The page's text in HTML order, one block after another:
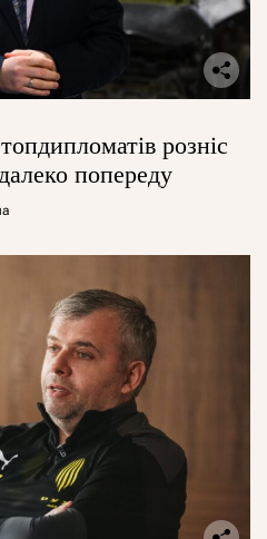
розніс
попереду